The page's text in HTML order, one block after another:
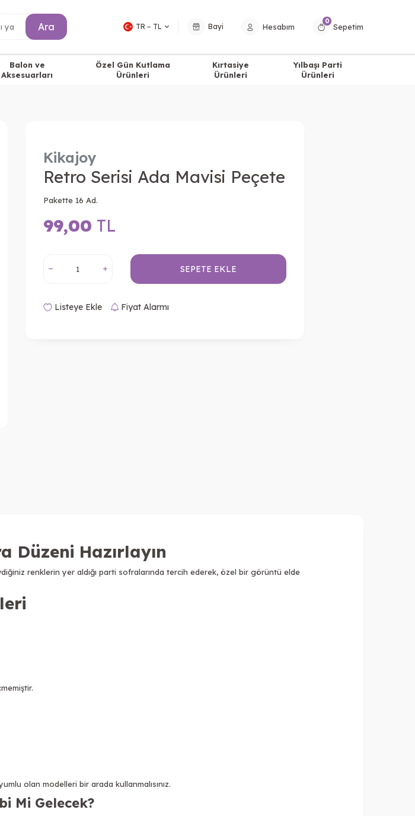
Ara TR − TL Bayi Hesabım
0
Sepetim
Balon ve
Aksesuarları
Özel Gün Kutlama
Ürünleri
Kırtasiye
Ürünleri
Yılbaşı Parti
Ürünleri
Kikajoy
Retro Serisi Ada Mavisi Peçete
Pakette 16 Ad.
99,00 TL
SEPETE EKLE
Listeye Ekle Fiyat Alarmı
Düzeni Hazırlayın
renklerin yer aldığı parti sofralarında tercih ederek, özel bir görüntü elde
olan modelleri bir arada kullanmalısınız.
Mi Gelecek?